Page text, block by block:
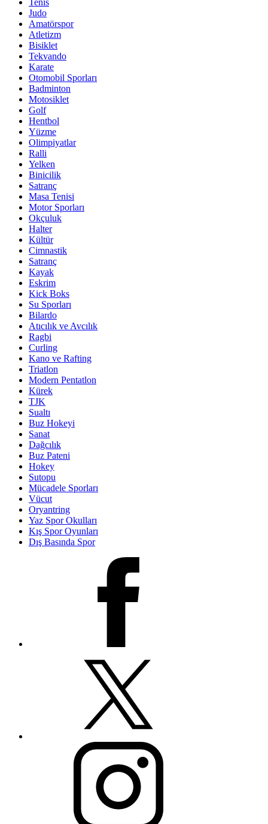
Tenis
Judo
Amatörspor
Atletizm
Bisiklet
Tekvando
Karate
Otomobil Sporları
Badminton
Motosiklet
Golf
Hentbol
Yüzme
Olimpiyatlar
Ralli
Yelken
Binicilik
Satranç
Masa Tenisi
Motor Sporları
Okçuluk
Halter
Kültür
Cimnastik
Satranç
Kayak
Eskrim
Kick Boks
Su Sporları
Bilardo
Atıcılık ve Avcılık
Ragbi
Curling
Kano ve Rafting
Triatlon
Modern Pentatlon
Kürek
TJK
Sualtı
Buz Hokeyi
Sanat
Dağcılık
Buz Pateni
Hokey
Sutopu
Mücadele Sporları
Vücut
Oryantring
Yaz Spor Okulları
Kış Spor Oyunları
Dış Basında Spor